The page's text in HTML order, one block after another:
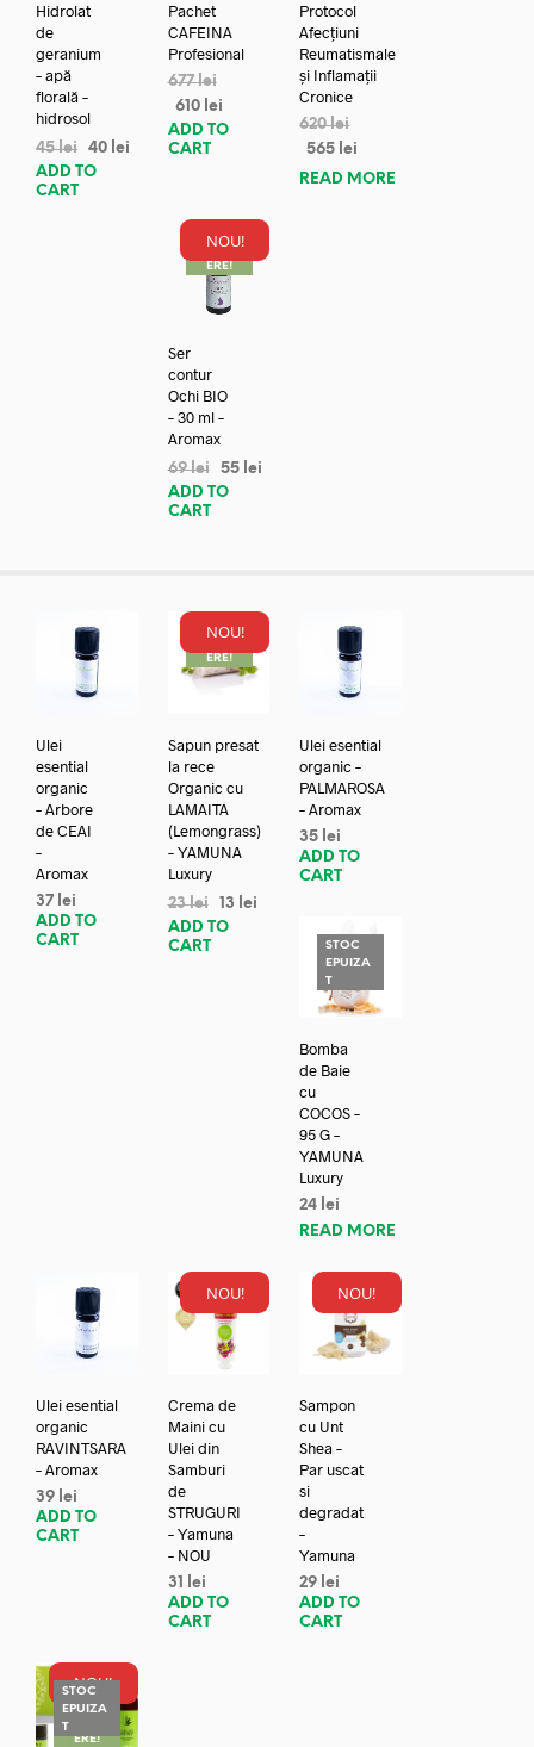
Hidrolat
de
geranium
– apă
florală –
hidrosol
45lei 40 lei
ADD TO
CART
Pachet
CAFEINA
Profesional
677lei
610 lei
ADD TO
CART
Protocol
Afecțiuni
Reumatismale
și Inflamații
Cronice
620lei
565 lei
READ MORE
NOU!
REDUC
ERE!
Ser
contur
Ochi BIO
– 30 ml –
Aromax
69lei 55 lei
ADD TO
CART
Ulei
esential
organic
– Arbore
de CEAI
–
Aromax
37 lei
ADD TO
CART
NOU!
REDUC
ERE!
Sapun presat
la rece
Organic cu
LAMAITA
(Lemongrass)
– YAMUNA
Luxury
23lei 13
lei
ADD TO
CART
Ulei esential
organic –
PALMAROSA
– Aromax
35 lei
ADD TO
CART
STOC
EPUIZA
T
Bomba
de Baie
cu
COCOS –
95 G –
YAMUNA
Luxury
24 lei
READ MORE
Ulei esential
organic
RAVINTSARA
– Aromax
39 lei
ADD TO
CART
NOU!
Crema de
Maini cu
Ulei din
Samburi
de
STRUGURI
– Yamuna
– NOU
31
lei
ADD TO
CART
NOU!
Sampon
cu Unt
Shea –
Par uscat
si
degradat
–
Yamuna
29 lei
ADD TO
CART
NOU!
STOC
EPUIZA
TREDUC
ERE!